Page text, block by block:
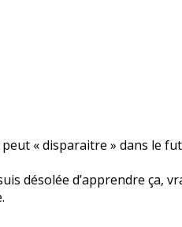
« disparaitre » dans le
désolée d’apprendre ça,